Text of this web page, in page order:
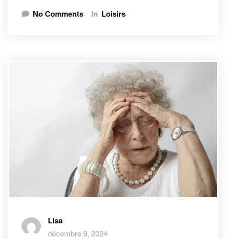
No Comments In Loisirs
Lisa
décembre 9, 2024